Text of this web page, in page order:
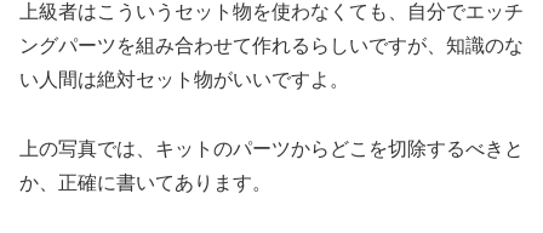
上級者はこういうセット物を使わなくても、自分でエッチ
ングパーツを組み合わせて作れるらしいですが、知識のな
い人間は絶対セット物がいいですよ。
上の写真では、キットのパーツからどこを切除するべきと
か、正確に書いてあります。